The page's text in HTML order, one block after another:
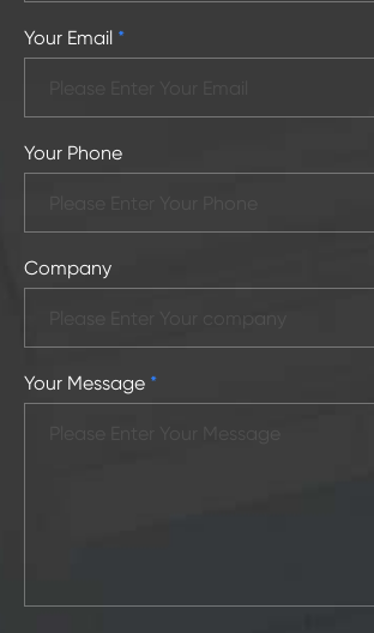
Your Email *
Your Phone
Company
Your Message *